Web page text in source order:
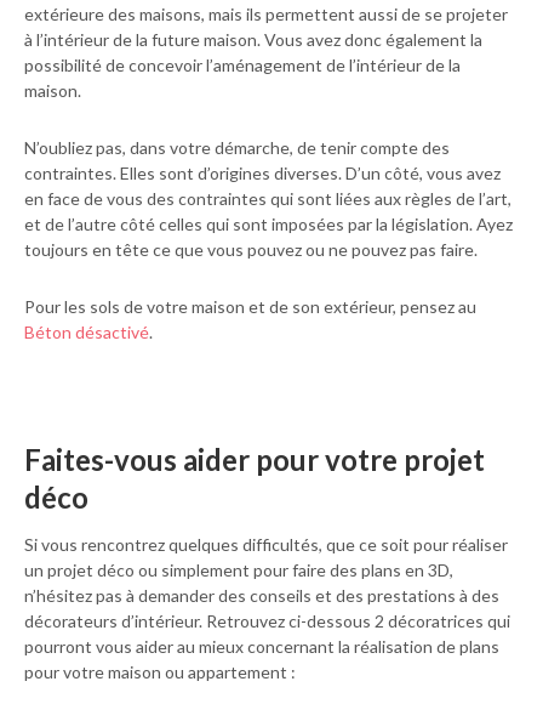
extérieure des maisons, mais ils permettent aussi de se projeter
à l’intérieur de la future maison. Vous avez donc également la
possibilité de concevoir l’aménagement de l’intérieur de la
maison.
N’oubliez pas, dans votre démarche, de tenir compte des
contraintes. Elles sont d’origines diverses. D’un côté, vous avez
en face de vous des contraintes qui sont liées aux règles de l’art,
et de l’autre côté celles qui sont imposées par la législation. Ayez
toujours en tête ce que vous pouvez ou ne pouvez pas faire.
Pour les sols de votre maison et de son extérieur, pensez au
Béton désactivé.
Faites-vous aider pour votre projet
déco
Si vous rencontrez quelques difficultés, que ce soit pour réaliser
un projet déco ou simplement pour faire des plans en 3D,
n’hésitez pas à demander des conseils et des prestations à des
décorateurs d’intérieur. Retrouvez ci-dessous 2 décoratrices qui
pourront vous aider au mieux concernant la réalisation de plans
pour votre maison ou appartement :